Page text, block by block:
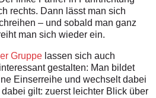
rechts. Dann lässt man sich
– und sobald man ganz
man sich wieder ein.
Gruppe lassen sich auch
gestalten: Man bildet
Einserreihe und wechselt dabei
gilt: zuerst leichter Blick über